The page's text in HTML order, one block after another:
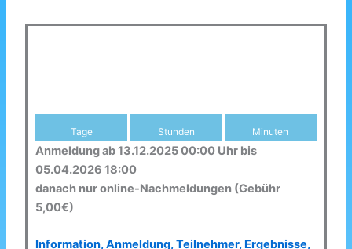
Tage Stunden Minuten
Anmeldung ab 13.12.2025 00:00 Uhr bis
05.04.2026 18:00
danach nur online-Nachmeldungen (Gebühr
5,00€)
Information, Anmeldung, Teilnehmer, Ergebnisse,